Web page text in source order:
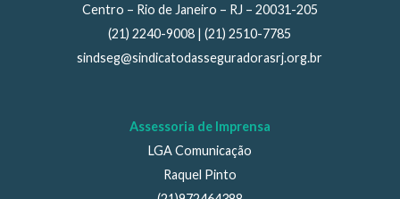
Centro – Rio de Janeiro – RJ – 20031-205
(21) 2240-9008 | (21) 2510-7785
sindseg@sindicatodasseguradorasrj.org.br
Assessoria de Imprensa
LGA Comunicação
Raquel Pinto